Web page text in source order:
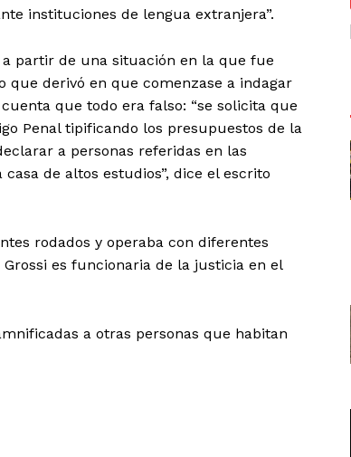
instituciones de lengua extranjera”.
a partir de una situación en la que fue
que derivó en que comenzase a indagar
que todo era falso: “se solicita que
Penal tipificando los presupuestos de la
a personas referidas en las
de altos estudios”, dice el escrito
rodados y operaba con diferentes
es funcionaria de la justicia en el
a otras personas que habitan